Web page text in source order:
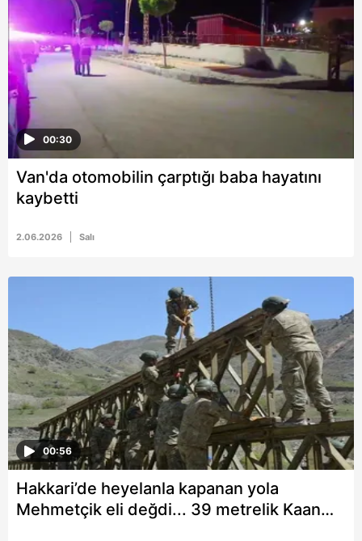
00:30
Van'da otomobilin çarptığı baba hayatını
kaybetti
2.06.2026 Salı
00:56
Hakkari’de heyelanla kapanan yola
Mehmetçik eli değdi... 39 metrelik Kaan